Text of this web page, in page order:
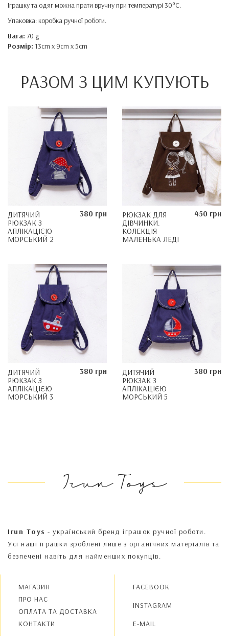
Іграшку та одяг можна прати вручну при температурі 30°C.
Упаковка: коробка ручної роботи.
Вага: 70 g
Розмір: 13cm x 9cm x 5cm
РАЗОМ З ЦИМ КУПУЮТЬ
ДИТЯЧИЙ
РЮКЗАК З
АПЛІКАЦІЄЮ
МОРСЬКИЙ 2
380 грн
РЮКЗАК ДЛЯ
ДІВЧИНКИ.
КОЛЕКЦІЯ
МАЛЕНЬКА ЛЕДІ
450 грн
ДИТЯЧИЙ
РЮКЗАК З
АПЛІКАЦІЄЮ
МОРСЬКИЙ 3
380 грн
ДИТЯЧИЙ
РЮКЗАК З
АПЛІКАЦІЄЮ
МОРСЬКИЙ 5
380 грн
Irun Toys
Irun Toys - український бренд іграшок ручної роботи.
Усі наші іграшки зроблені лише з органічних матеріалів та
безпечені навіть для найменших покупців.
МАГАЗИН
ПРО НАС
OПЛАТА ТА ДОСТАВКА
КОНТАКТИ
FACEBOOK
INSTAGRAM
E-MAIL